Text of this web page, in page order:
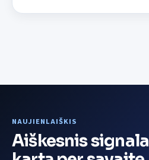
NAUJIENLAIŠKIS
Aiškesnis